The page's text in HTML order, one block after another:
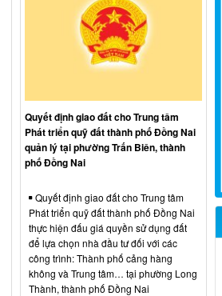
Quyết định giao đất cho Trung tâm
Phát triển quỹ đất thành phố Đồng Nai
quản lý tại phường Trấn Biên, thành
phố Đồng Nai
Quyết định giao đất cho Trung tâm
Phát triển quỹ đất thành phố Đồng Nai
thực hiện đấu giá quyền sử dụng đất
để lựa chọn nhà đầu tư đối với các
công trình: Thành phố cảng hàng
không và Trung tâm… tại phường Long
Thành, thành phố Đồng Nai